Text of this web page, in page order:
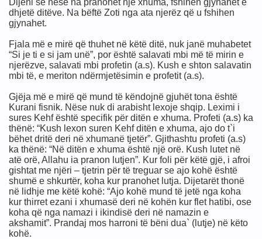
Dijeni se nëse na pranohet një xhuma, fshihen gjynahet e
dhjetë ditëve. Na bëftë Zoti nga ata njerëz që u fshihen
gjynahet.
Fjala më e mirë që thuhet në këtë ditë, nuk janë muhabetet
“Si je ti e si jam unë”, por është salavati mbi më të mirin e
njerëzve, salavati mbi profetin (a.s). Kush e shton salavatin
mbi të, e meriton ndërmjetësimin e profetit (a.s).
Gjëja më e mirë që mund të këndojnë gjuhët tona është
Kurani fisnik. Nëse nuk di arabisht lexoje shqip. Leximi i
sures Kehf është specifik për ditën e xhuma. Profeti (a.s) ka
thënë: “Kush lexon suren Kehf ditën e xhuma, ajo do t`i
bëhet dritë deri në xhumanë tjetër”. Gjithashtu profeti (a.s)
ka thënë: “Në ditën e xhuma është një orë. Kush lutet në
atë orë, Allahu ia pranon lutjen”. Kur foli për këtë gjë, i afroi
gishtat me njëri – tjetrin për të treguar se ajo kohë është
shumë e shkurtër, koha kur pranohet lutja. Dijetarët thonë
në lidhje me këtë kohë: “Ajo kohë mund të jetë nga koha
kur thirret ezani i xhumasë deri në kohën kur flet hatibi, ose
koha që nga namazi i ikindisë deri në namazin e
akshamit”. Prandaj mos harroni të bëni dua` (lutje) në këto
kohë.
Ajnshtajn